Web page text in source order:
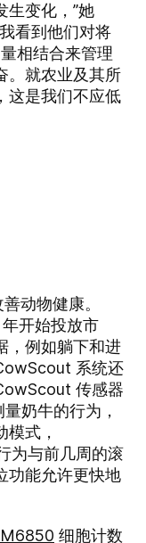
生变化，”她
看到他们对将
相结合来管理
。就农业及其所
这是我们不应低
动物健康。
开始投放市
，例如躺下和进
系统还
传感器
奶牛的行为，
式，
为与前几周的滚
功能允许更快地
细胞计数